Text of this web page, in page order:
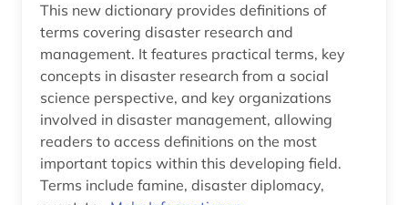
audiovisuelles material (1)
ausbildung (1)
ausbildungsförderung (1)
ausenhandelswirtschaft (1)
ausfalleffekt (1)
Mecklenburg-Vorpommern (4)
Mittelamerika (6)
Moldawien (4)
Monaco (2)
Montenegro (2)
This new dictionary provides definitions of
terms covering disaster research and
management. It features practical terms, key
concepts in disaster research from a social
science perspective, and key organizations
involved in disaster management, allowing
readers to access definitions on the most
important topics within this developing field.
Terms include famine, disaster diplomacy,